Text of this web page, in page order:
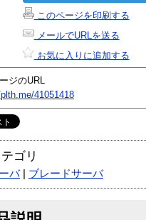
このページを印刷する
メールでURLを送る
お気に入りに追加する
ジのURL
41051418
ゴリ
バ| ブレードサーバ